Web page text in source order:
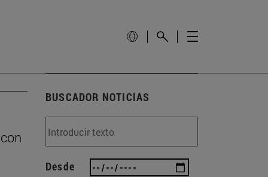
BUSCADOR NOTICIAS
Desde